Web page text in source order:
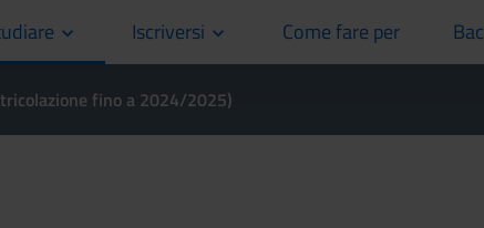
Iscriversi Come fare per
current
fino a 2024/2025)